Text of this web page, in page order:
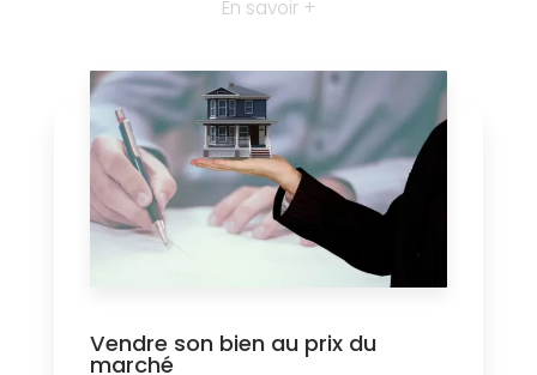
En savoir +
Vendre son bien au prix du
marché